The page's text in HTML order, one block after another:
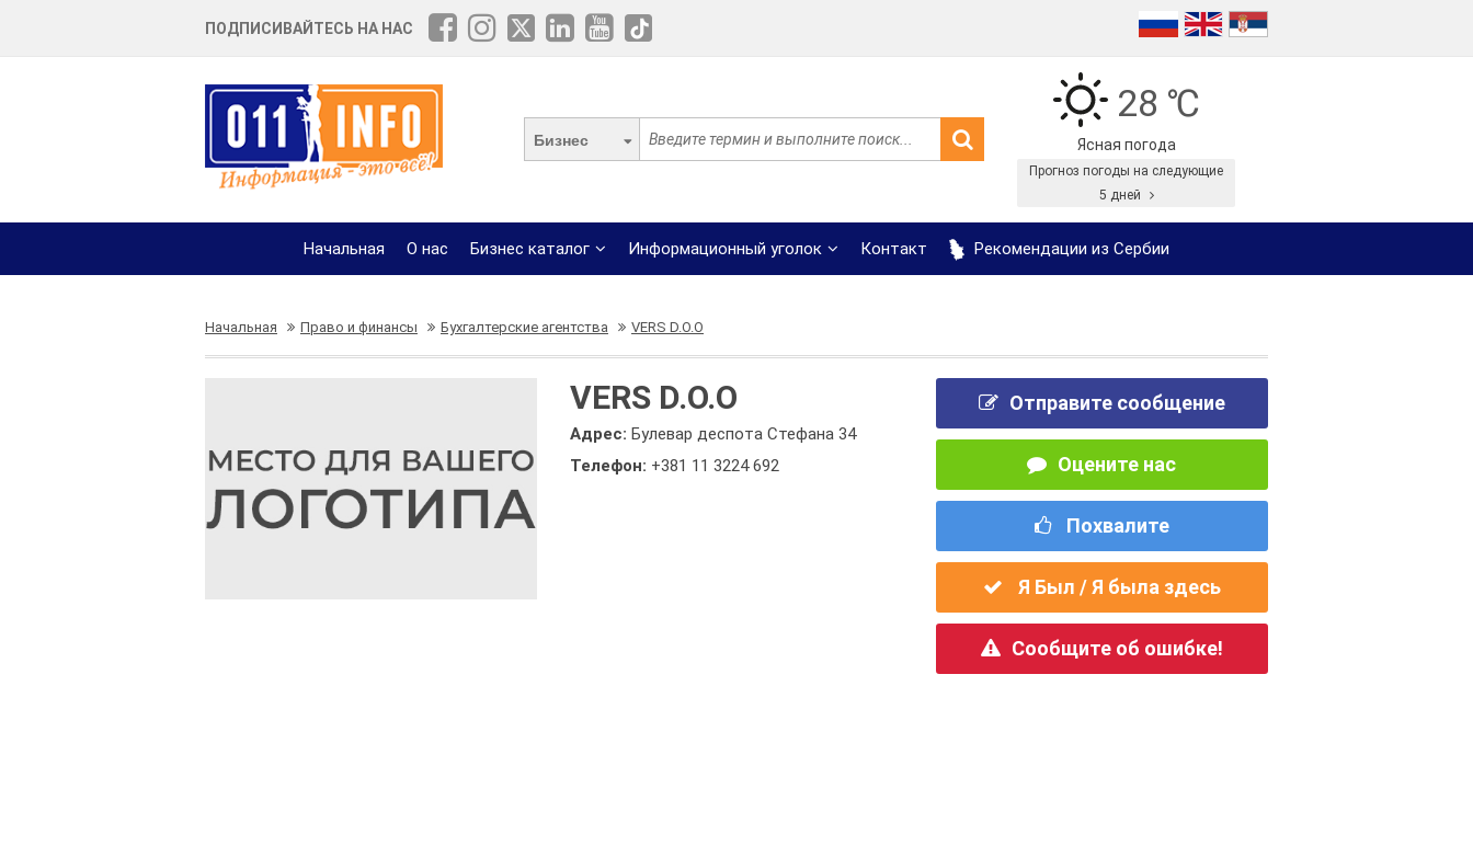
ПОДПИСИВАЙТЕСЬ НА НАС
Бизнес
28 ℃
Ясная погода
Прогноз погоды на следующие
5 дней
Начальная О нас Бизнес каталог Информационный уголок Контакт Рекомендации из Сербии
Начальная Право и финансы Бухгалтерские агентства VERS D.O.O
VERS D.O.O
Адрес:Булевар деспота Стефана 34
Телефон: +381 11 3224 692
Отправите сообщение
Оцените нас
Похвалите
Я Был / Я была здесь
Сообщите об ошибке!